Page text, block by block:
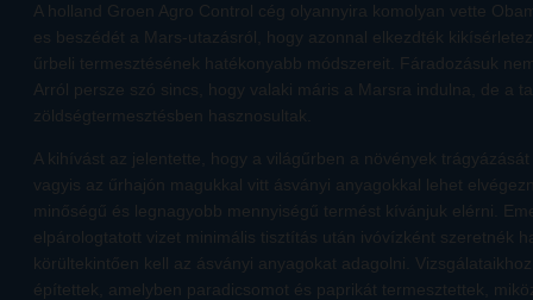
A holland Groen Agro Control cég olyannyira komolyan vette
es beszédét a Mars-utazásról, hogy azonnal elkezdték
űrbeli termesztésének hatékonyabb módszereit. Fáradozásuk
Arról persze szó sincs, hogy valaki máris a Marsra indulna, de a
zöldségtermesztésben hasznosultak.
A kihívást az jelentette, hogy a világűrben a növények
vagyis az űrhajón magukkal vitt ásványi anyagokkal lehet
minőségű és legnagyobb mennyiségű termést kívánjuk elérni.
elpárologtatott vizet minimális tisztítás után ivóvízként szeretnék
körültekintően kell az ásványi anyagokat adagolni.
építettek, amelyben paradicsomot és paprikát termesztettek,